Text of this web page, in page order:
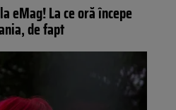
eMag! La ce oră începe
de fapt